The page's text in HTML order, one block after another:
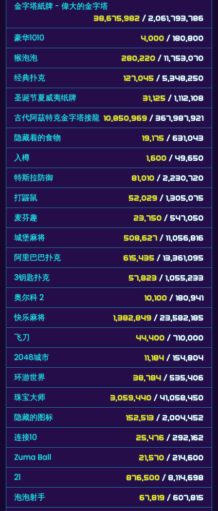
金字塔紙牌 - 偉大的金字塔
38,675,982 / 2,061,793,786
豪华1010 4,000 / 180,800
猴泡泡 280,220 / 11,753,070
经典扑克 127,045 / 5,348,250
圣诞节夏威夷纸牌 31,125 / 1,112,108
古代阿茲特克金字塔接龍 10,850,969 / 367,987,921
隐藏着的食物 19,175 / 631,043
入樽 1,600 / 49,650
特斯拉防御 81,010 / 2,230,720
打鼹鼠 52,029 / 1,305,075
麦芬趣 23,750 / 547,050
城堡麻将 508,627 / 11,056,816
阿里巴巴扑克 615,435 / 13,361,095
3钥匙扑克 57,823 / 1,055,233
奥尔科 2 10,100 / 180,941
快乐麻将 1,382,849 / 23,582,185
飞刀 44,400 / 710,000
2048城市 11,184 / 154,804
环游世界 38,784 / 535,406
珠宝大师 3,059,440 / 41,058,450
隐藏的图标 152,513 / 2,004,452
连接10 25,476 / 292,162
Zuma Ball 21,570 / 214,600
21 876,500 / 8,114,698
泡泡射手 67,819 / 607,815